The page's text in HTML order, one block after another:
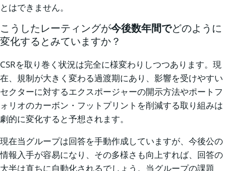
とはできません。
こうしたレーティングが今後数年間でどのように
変化するとみていますか？
CSRを取り巻く状況は完全に様変わりしつつあります。現
在、規制が大きく変わる過渡期にあり、影響を受けやすい
セクターに対するエクスポージャーの開示方法やポートフ
ォリオのカーボン・フットプリントを削減する取り組みは
劇的に変化すると予想されます。
現在当グループは回答を手動作成していますが、今後公の
情報入手が容易になり、その多様さも向上すれば、回答の
大半は直ちに自動化されるでしょう。当グループの課題